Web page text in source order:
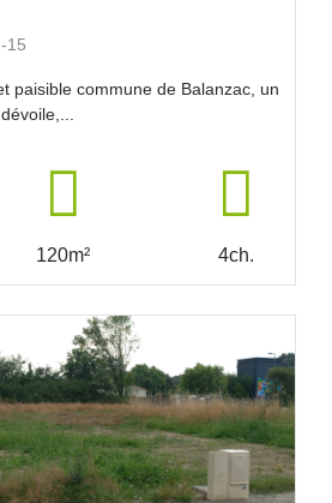
15
paisible commune de Balanzac, un
120m² 4ch.